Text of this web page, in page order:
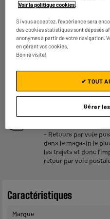
ELECTROSÛR
Une assurance à vie
appareils de votre
En savoir +
Consommez plus
par produit vendu
Retours et
- Retoursgratuits
- Retours par voie
dans le magasin le
les trajets et donc
retour par voie
Caractéristiques
Marque
Voir la politique cookies.
Si vous acceptez, l'expérience sera
des cookies statistiques sont déposés
anonymes à partir de votre navigation.
en gérant vos cookies.
Bonne visite!
Gérer
✔ TOUT